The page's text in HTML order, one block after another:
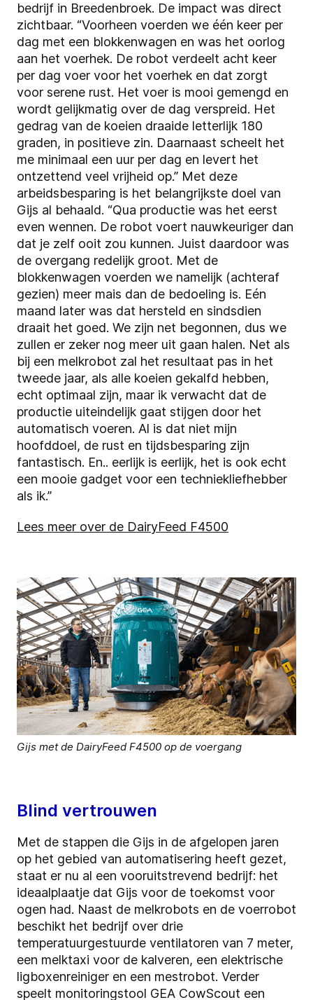
bedrijf in Breedenbroek. De impact was direct
zichtbaar. “Voorheen voerden we één keer per
dag met een blokkenwagen en was het oorlog
aan het voerhek. De robot verdeelt acht keer
per dag voer voor het voerhek en dat zorgt
voor serene rust. Het voer is mooi gemengd en
wordt gelijkmatig over de dag verspreid. Het
gedrag van de koeien draaide letterlijk 180
graden, in positieve zin. Daarnaast scheelt het
me minimaal een uur per dag en levert het
ontzettend veel vrijheid op.” Met deze
arbeidsbesparing is het belangrijkste doel van
Gijs al behaald. “Qua productie was het eerst
even wennen. De robot voert nauwkeuriger dan
dat je zelf ooit zou kunnen. Juist daardoor was
de overgang redelijk groot. Met de
blokkenwagen voerden we namelijk (achteraf
gezien) meer mais dan de bedoeling is. Eén
maand later was dat hersteld en sindsdien
draait het goed. We zijn net begonnen, dus we
zullen er zeker nog meer uit gaan halen. Net als
bij een melkrobot zal het resultaat pas in het
tweede jaar, als alle koeien gekalfd hebben,
echt optimaal zijn, maar ik verwacht dat de
productie uiteindelijk gaat stijgen door het
automatisch voeren. Al is dat niet mijn
hoofddoel, de rust en tijdsbesparing zijn
fantastisch. En.. eerlijk is eerlijk, het is ook echt
een mooie gadget voor een techniekliefhebber
als ik.”
Lees meer over de DairyFeed F4500
Gijs met de DairyFeed F4500 op de voergang
Blind vertrouwen
Met de stappen die Gijs in de afgelopen jaren
op het gebied van automatisering heeft gezet,
staat er nu al een vooruitstrevend bedrijf: het
ideaalplaatje dat Gijs voor de toekomst voor
ogen had. Naast de melkrobots en de voerrobot
beschikt het bedrijf over drie
temperatuurgestuurde ventilatoren van 7 meter,
een melktaxi voor de kalveren, een elektrische
ligboxenreiniger en een mestrobot. Verder
speelt monitoringstool GEA CowScout een